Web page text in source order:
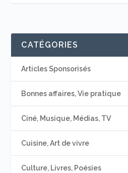
CATÉGORIES
Articles Sponsorisés
Bonnes affaires, Vie pratique
Ciné, Musique, Médias, TV
Cuisine, Art de vivre
Culture, Livres, Poésies